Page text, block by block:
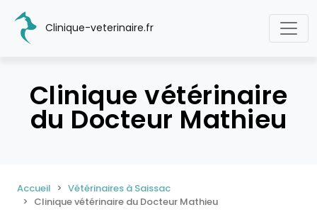
Clinique-veterinaire.fr
Clinique vétérinaire
du Docteur Mathieu
Accueil
Vétérinaires à Saissac
Clinique vétérinaire du Docteur Mathieu